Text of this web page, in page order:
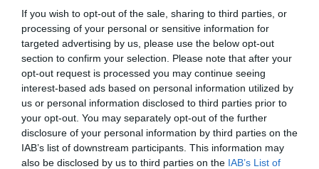
If you wish to opt-out of the sale, sharing to third parties, or
processing of your personal or sensitive information for
targeted advertising by us, please use the below opt-out
section to confirm your selection. Please note that after your
opt-out request is processed you may continue seeing
interest-based ads based on personal information utilized by
us or personal information disclosed to third parties prior to
your opt-out. You may separately opt-out of the further
disclosure of your personal information by third parties on the
IAB’s list of downstream participants. This information may
also be disclosed by us to third parties on the IAB’s List of
Az egri ovik és bölcsik a hőségriasztás idején is biztosítják a
gyermekek ell...
kézműves vásár
SZOMBATON ÚJRA TERMELŐI PIAC ÉS KÉZMŰVES VÁSÁR
2025. április 11| Bakos Balázs |Mindenki ügye